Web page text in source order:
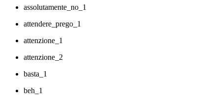
assolutamente_no_1
attendere_prego_1
attenzione_1
attenzione_2
basta_1
beh_1